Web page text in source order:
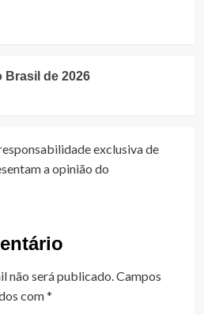
Brasil de 2026
exclusiva de
a opinião do
não será publicado.Campos
com*